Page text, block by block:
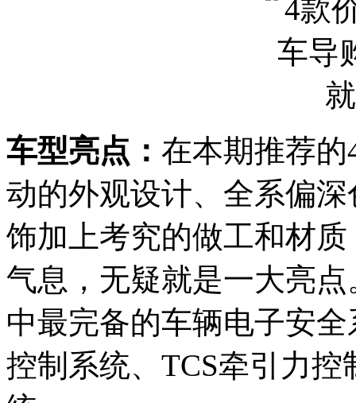
车型亮点： 在本期推荐
动的外观设计、全系偏
饰加上考究的做工和材
气息，无疑就是一大亮
中最完备的车辆电子安
控制系统、TCS牵引力控